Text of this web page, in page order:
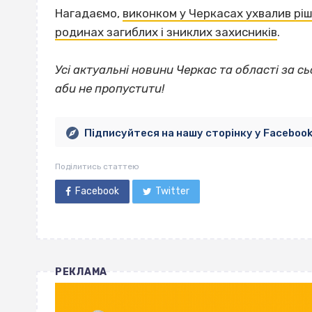
Нагадаємо, виконком у Черкасах ухвалив
родинах загиблих і зниклих захисників.
Усі актуальні новини Черкас та області за
аби не пропустити!
Підписуйтеся на нашу сторінку у Facebook
Поділитись статтею
Facebook Twitter
РЕКЛАМА